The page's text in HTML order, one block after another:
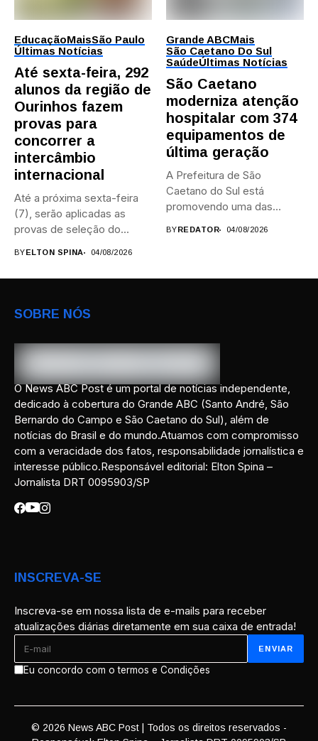
EducaçãoMaisSão Paulo
Últimas Notícias
Até sexta-feira, 292
alunos da região de
Ourinhos fazem
provas para
concorrer a
intercâmbio
internacional
Até a próxima sexta-feira
(7), serão aplicadas as
provas de seleção do...
BY ELTON SPINA 04/08/2026
Grande ABCMais
São Caetano Do Sul
SaúdeÚltimas Notícias
São Caetano
moderniza atenção
hospitalar com 374
equipamentos de
última geração
A Prefeitura de São
Caetano do Sul está
promovendo uma das
BY REDATOR 04/08/2026
SOBRE NÓS
O News ABC Post é um portal de notícias independente,
dedicado à cobertura do Grande ABC (Santo André, São
Bernardo do Campo e São Caetano do Sul), além de
notícias do Brasil e do mundo.Atuamos com compromisso
com a veracidade dos fatos, responsabilidade jornalística e
interesse público.Responsável editorial: Elton Spina –
Jornalista DRT 0095903/SP
INSCREVA-SE
Inscreva-se em nossa lista de e-mails para receber
atualizações diárias diretamente em sua caixa de entrada!
Eu concordo com o termos e Condições
© 2026 News ABC Post | Todos os direitos reservados -